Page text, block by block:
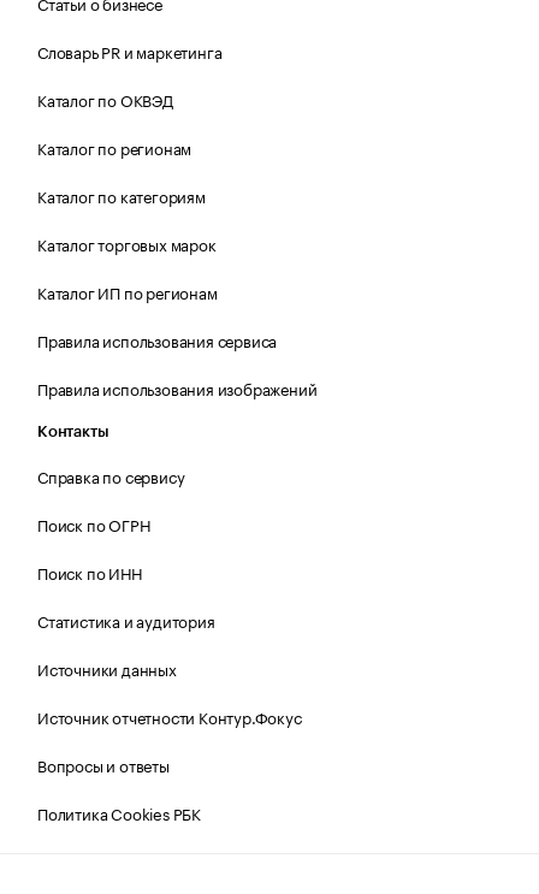
Словарь PR и маркетинга
Каталог по ОКВЭД
Каталог по регионам
Каталог по категориям
Каталог торговых марок
Каталог ИП по регионам
Правила использования сервиса
Правила использования изображений
Контакты
Справка по сервису
Поиск по ОГРН
Поиск по ИНН
Статистика и аудитория
Источники данных
Источник отчетности Контур.Фокус
Вопросы и ответы
Политика Cookies РБК